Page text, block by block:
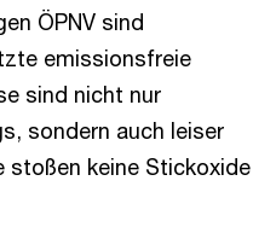
ÖPNV sind
emissionsfreie
sind nicht nur
sondern auch leiser
stoßen keine Stickoxide